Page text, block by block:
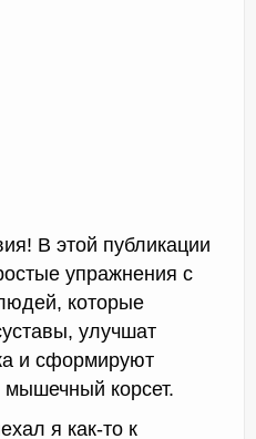
В этой публикации
упражнения с
которые
улучшат
и сформируют
корсет.
я как-то к